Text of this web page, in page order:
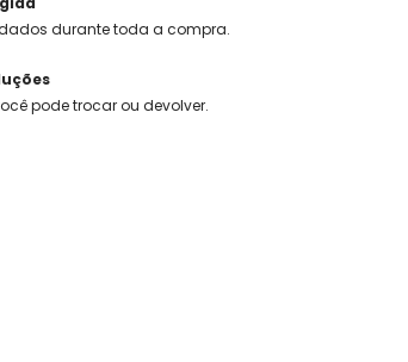
durante toda a compra.
pode trocar ou devolver.